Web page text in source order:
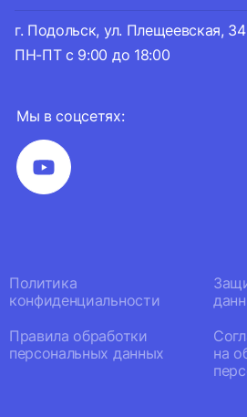
Мы в соцсетях:
г. Подольск, ул. Плещеевская, 34
ПН-ПТ с 9:00 до 18:00
Политика
конфиденциальности
Правила обработки
персональных данных
на